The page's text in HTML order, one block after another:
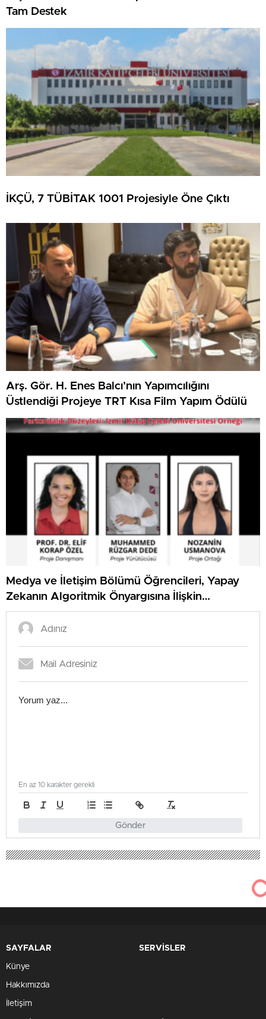
Tam Destek
İKÇÜ, 7 TÜBİTAK 1001 Projesiyle Öne Çıktı
Arş. Gör. H. Enes Balcı’nın Yapımcılığını
Üstlendiği Projeye TRT Kısa Film Yapım Ödülü
Medya ve İletişim Bölümü Öğrencileri, Yapay
Zekanın Algoritmik Önyargısına İlişkin
Farkındalık Düzeylerini Araştıracak
Gönder
En az 10 karakter gerekli
SAYFALAR
Künye
Hakkımızda
İletişim
SERVİSLER